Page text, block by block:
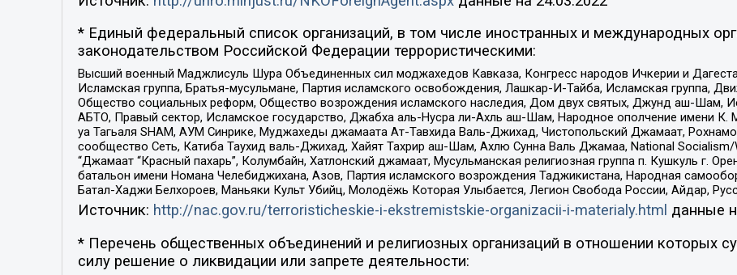
* Единый федеральный список организаций, в том числе иностранных и международных
законодательством Российской Федерации террористическими:
Высший военный Маджлисуль Шура Объединенных сил моджахедов Кавказа, Конгресс народов Ичкерии и
Исламская группа, Братья-мусульмане, Партия исламского освобождения, Лашкар-И-Тайба, Исламская группа,
Общество социальных реформ, Общество возрождения исламского наследия, Дом двух святых, Джунд аш-Шам,
АБТО, Правый сектор, Исламское государство, Джабха аль-Нусра ли-Ахль аш-Шам, Народное ополчение имени К.
уа Тагьаля SHAM, АУМ Синрике, Муджахеды джамаата Ат-Тавхида Валь-Джихад, Чистопольский Джамаат, Рохнамо
сообщество Сеть, Катиба Таухид валь-Джихад, Хайят Тахрир аш-Шам, Ахлю Сунна Валь Джамаа, National Socialism/
“Джамаат “Красный пахарь”, Колумбайн, Хатлонский джамаат, Мусульманская религиозная группа п. Кушкуль г.
батальон имени Номана Челебиджихана, Азов, Партия исламского возрождения Таджикистана, Народная
Батал-Хаджи Белхороев, Маньяки Культ Убийц, Молодёжь Которая Улыбается, Легион Свобода России, Айдар,
Источник: http://nac.gov.ru/terroristicheskie-i-ekstremistskie-organizacii-i-materialy.html данные
* Перечень общественных объединений и религиозных организаций в отношении которых
силу решение о ликвидации или запрете деятельности: